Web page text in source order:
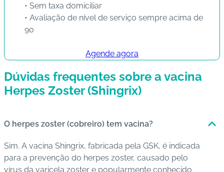
• Sem taxa domiciliar
• Avaliação de nível de serviço sempre acima de
90
Agende agora
Dúvidas frequentes sobre a vacina
Herpes Zoster (Shingrix)
O herpes zoster (cobreiro) tem vacina?
Sim. A vacina Shingrix, fabricada pela GSK, é indicada
para a prevenção do herpes zoster, causado pelo
vírus da varicela zoster e popularmente conhecido